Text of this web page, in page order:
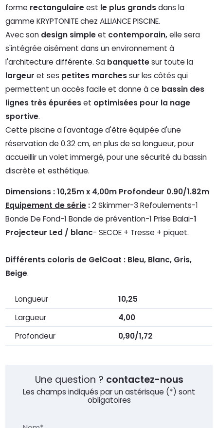
forme rectangulaireest le plus grandsdans la
gamme KRYPTONITE chez ALLIANCE PISCINE.
Avec son design simpleet contemporain,elle sera
s'intégrée aisément dans un environnement à
l'architecture différente. Sa banquettesur toute la
largeuret ses petites marchessur les côtés qui
permettent un accès facile et donne à ce bassin des
lignes très épuréeset optimisées pour la nage
sportive.
Cette piscine a l'avantage d'être équipée d'une
réservation de 0.32 cm, en plus de sa longueur, pour
accueillir un volet immergé, pour une sécurité du bassin
discrète et esthétique.
Dimensions : 10,25m x 4,00m Profondeur 0.90/1.82m
Equipement de série :2 Skimmer-3 Refoulements-1
Bonde De Fond-1 Bonde de prévention-1 Prise Balai-1
Projecteur Led / blanc- SECOE + Tresse + piquet.
Différents coloris de GelCoat : Bleu, Blanc, Gris,
Beige.
Longueur
10,25
Largueur
4,00
Profondeur
0,90/1,72
Une question ? contactez-nous
Les champs indiqués par un astérisque (*) sont
obligatoires